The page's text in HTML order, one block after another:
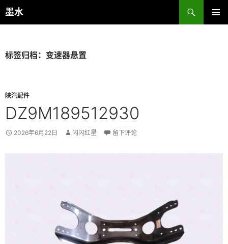
跳
至
墨水
搜
索
标签归档：变速器悬置
陕汽配件
DZ9M189512930
2026年6月22日 闪闪红星 留下评论